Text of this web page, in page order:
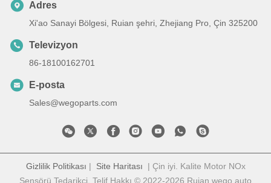
Adres
Xi'ao Sanayi Bölgesi, Ruian şehri, Zhejiang Pro, Çin 325200
Televizyon
86-18100162701
E-posta
Sales@wegoparts.com
Gizlilik Politikası | Site Haritası | Çin iyi. Kalite Motor NOx
Sensörü Tedarikçi. Telif Hakkı © 2022-2026 Ruian wego auto